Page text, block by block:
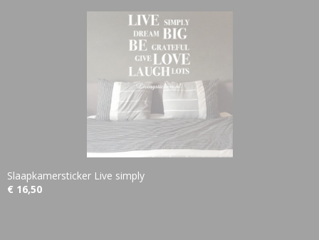
Slaapkamersticker Live simply
€ 16,50